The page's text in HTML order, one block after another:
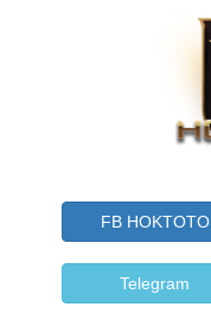
FB HOKTOTO
Telegram